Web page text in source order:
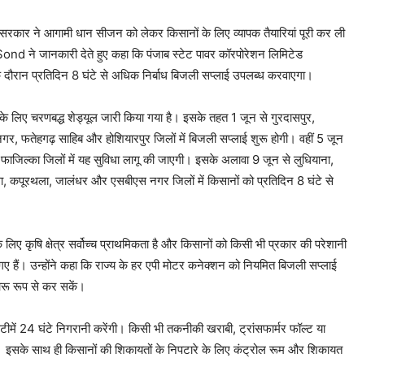
ने आगामी धान सीजन को लेकर किसानों के लिए व्यापक तैयारियां पूरी कर ली
ने जानकारी देते हुए कहा कि पंजाब स्टेट पावर कॉरपोरेशन लिमिटेड
प्रतिदिन 8 घंटे से अधिक निर्बाध बिजली सप्लाई उपलब्ध करवाएगा।
के लिए चरणबद्ध शेड्यूल जारी किया गया है। इसके तहत 1 जून से गुरदासपुर,
फतेहगढ़ साहिब और होशियारपुर जिलों में बिजली सप्लाई शुरू होगी। वहीं 5 जून
जिलों में यह सुविधा लागू की जाएगी। इसके अलावा 9 जून से लुधियाना,
कपूरथला, जालंधर और एसबीएस नगर जिलों में किसानों को प्रतिदिन 8 घंटे से
कृषि क्षेत्र सर्वोच्च प्राथमिकता है और किसानों को किसी भी प्रकार की परेशानी
उन्होंने कहा कि राज्य के हर एपी मोटर कनेक्शन को नियमित बिजली सप्लाई
रूप से कर सकें।
24 घंटे निगरानी करेंगी। किसी भी तकनीकी खराबी, ट्रांसफार्मर फॉल्ट या
इसके साथ ही किसानों की शिकायतों के निपटारे के लिए कंट्रोल रूम और शिकायत